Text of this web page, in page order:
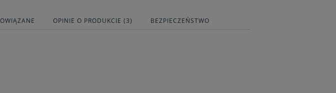
OPINIE O PRODUKCIE (3) BEZPIECZEŃSTWO